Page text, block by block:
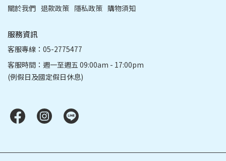
關於我們 退款政策 隱私政策 購物須知
服務資訊
客服專線：05-2775477
客服時間：週一至週五 09:00am - 17:00pm
(例假日及國定假日休息)